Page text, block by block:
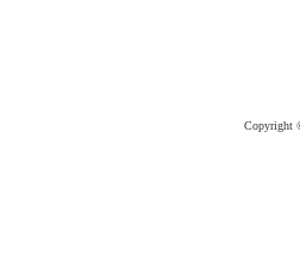
Copyright